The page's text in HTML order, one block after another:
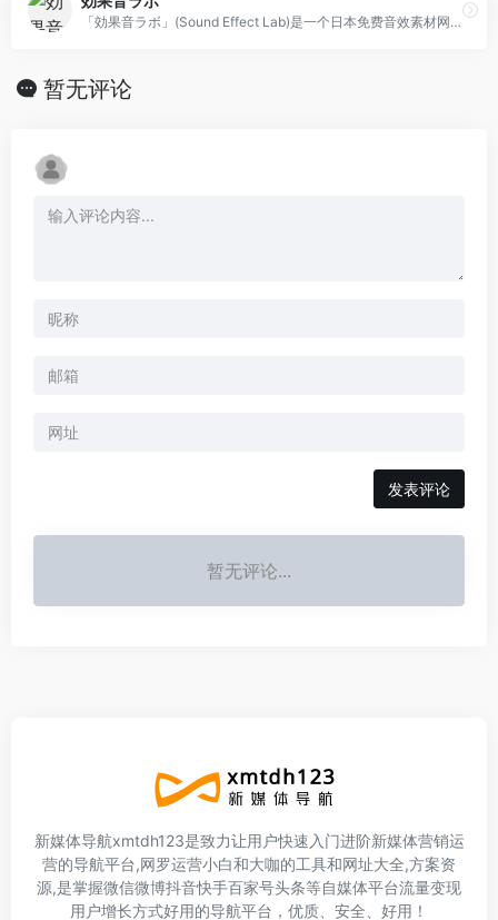
「効果音ラボ」(Sound Effect Lab)是一个日本免费音效素材网站,为应用程序和游戏系统屏幕按钮提供免费的音效，提供的各种有趣的音效在线预览播放、免费下载！
暂无评论
暂无评论...
新媒体导航xmtdh123是致力让用户快速入门进阶新媒体营销运
营的导航平台,网罗运营小白和大咖的工具和网址大全,方案资
源,是掌握微信微博抖音快手百家号头条等自媒体平台流量变现
用户增长方式好用的导航平台，优质、安全、好用！